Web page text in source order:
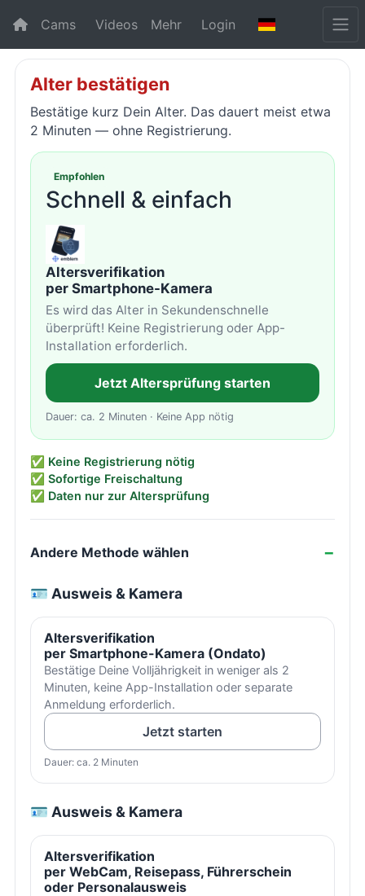
Cams Videos Mehr Login
Alter bestätigen
Bestätige kurz Dein Alter. Das dauert meist etwa
2 Minuten — ohne Registrierung.
Schnell & einfach
Empfohlen
Altersverifikation
per Smartphone-Kamera
Es wird das Alter in Sekundenschnelle
überprüft! Keine Registrierung oder App-
Installation erforderlich.
Jetzt Altersprüfung starten
Dauer: ca. 2 Minuten · Keine App nötig
✅ Keine Registrierung nötig
✅ Sofortige Freischaltung
✅ Daten nur zur Altersprüfung
Andere Methode wählen
🪪 Ausweis & Kamera
Altersverifikation
per Smartphone-Kamera (Ondato)
Bestätige Deine Volljährigkeit in weniger als 2
Minuten, keine App-Installation oder separate
Anmeldung erforderlich.
Jetzt starten
Dauer: ca. 2 Minuten
🪪 Ausweis & Kamera
Altersverifikation
per WebCam, Reisepass, Führerschein
oder Personalausweis